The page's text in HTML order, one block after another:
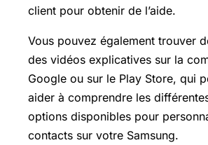
client pour obtenir de l’aide.
Vous pouvez également trouver
des vidéos explicatives sur la
Google ou sur le Play Store, qui
aider à comprendre les
options disponibles pour
contacts sur votre Samsung.